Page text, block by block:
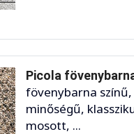
Picola
fövenybarna
minőségű,
mosott, ...